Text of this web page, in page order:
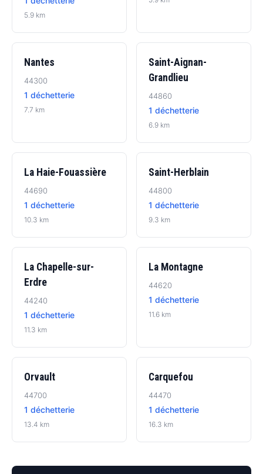
5.9 km
Nantes
44300
1 déchetterie
7.7 km
Saint-Aignan-
Grandlieu
44860
1 déchetterie
6.9 km
La Haie-Fouassière
44690
1 déchetterie
10.3 km
Saint-Herblain
44800
1 déchetterie
9.3 km
La Chapelle-sur-
Erdre
44240
1 déchetterie
11.3 km
La Montagne
44620
1 déchetterie
11.6 km
Orvault
44700
1 déchetterie
13.4 km
Carquefou
44470
1 déchetterie
16.3 km